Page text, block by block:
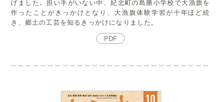
げました。担い手がいない中、紀北町の島勝小学校で大漁旗を
作ったことがきっかけとなり、大漁旗体験学習が十年ほど続
き、郷土の工芸を知るきっかけになりました。
PDF